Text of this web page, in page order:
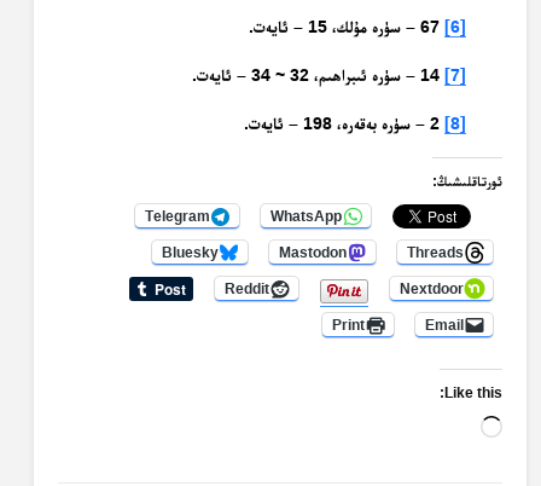
[6] 67 – سۈرە مۇلك، 15 – ئايەت.
[7] 14 – سۈرە ئىبراھىم، 32 ~ 34 – ئايەت.
[8] 2 – سۈرە بەقەرە، 198 – ئايەت.
ئورتاقلىشىڭ:
WhatsApp
Telegram
Threads
Mastodon
Bluesky
Nextdoor
Reddit
Email
Print
Like this:
Loading…